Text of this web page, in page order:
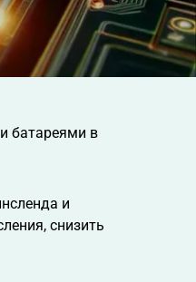
батареями в
и
снизить